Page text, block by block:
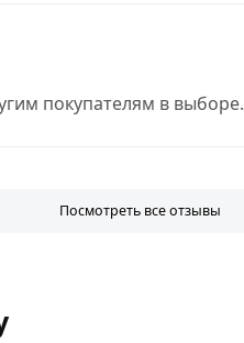
покупателям в выборе.
Посмотреть все отзывы